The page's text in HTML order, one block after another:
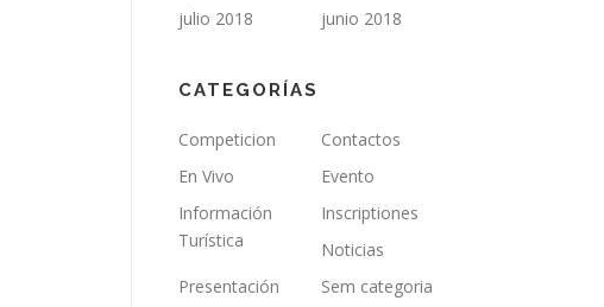
julio 2018
junio 2018
CATEGORÍAS
Competicion
Contactos
En Vivo
Evento
Información
Turística
Inscriptiones
Noticias
Presentación
Sem categoria